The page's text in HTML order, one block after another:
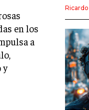
VENTAS Y
GESTIÓN
en los
a
y